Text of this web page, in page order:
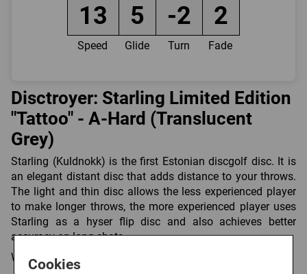
Cookies
13 5 -2 2
Speed Glide Turn Fade
Disctroyer: Starling Limited Edition
"Tattoo" - A-Hard (Translucent
Grey)
Starling (Kuldnokk) is the first Estonian discgolf disc. It is
an elegant distant disc that adds distance to your throws.
The light and thin disc allows the less experienced player
to make longer throws, the more experienced player uses
Starling as a hyser flip disc and also achieves better
accuracy on long shots.
Weight: 173 - 174 g